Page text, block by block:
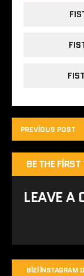
PREVIOUS POST
BE THE
LEAVE A
BIZI İNSTAGRAM